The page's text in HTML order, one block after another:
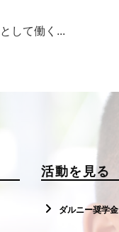
して働く...
活動を見る
ダルニー奨学金